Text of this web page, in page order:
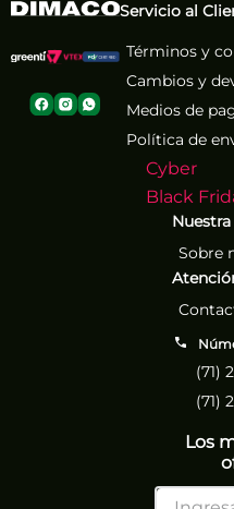
Servicio al
Términos y
Cambios y
Medios de
Política de
Cyber
Black
Sobre
(71)
(71)
Los